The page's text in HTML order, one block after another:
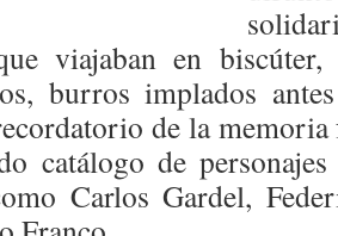
viajaban en
burros implados
de la
catálogo de
Carlos Gardel,